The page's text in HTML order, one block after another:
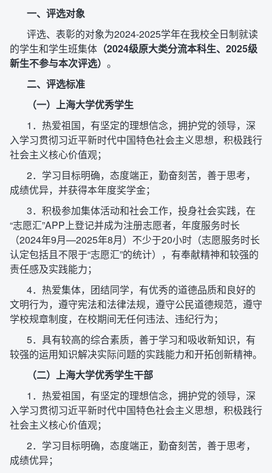
一、评选对象
评选、表彰的对象为2024-2025学年在我校全日制就读
的学生和学生班集体 （2024级原大类分流本科生、2025级
新生不参与本次评选） 。
二、评选标准
（一）上海大学优秀学生
1．热爱祖国，有坚定的理想信念，拥护党的领导，深
入学习贯彻习近平新时代中国特色社会主义思想，积极践行
社会主义核心价值观；
2．学习目标明确，态度端正，勤奋刻苦，善于思考，
成绩优异，并获得本年度奖学金；
3．积极参加集体活动和社会工作，投身社会实践，在
“志愿汇”APP上登记并成为注册志愿者，年度服务时长
（2024年9月—2025年8月）不少于20小时（志愿服务时长
认定包括且不限于“志愿汇”的统计），有奉献精神和较强的
责任感及实践能力；
4．热爱集体，团结同学，有优秀的道德品质和良好的
文明行为，遵守宪法和法律法规，遵守公民道德规范，遵守
学校规章制度，在校期间无任何违法、违纪行为；
5．具有较高的综合素质，善于学习和吸收新知识，有
较强的运用知识解决实际问题的实践能力和开拓创新精神。
（二）上海大学优秀学生干部
1．热爱祖国，有坚定的理想信念，拥护党的领导，深
入学习贯彻习近平新时代中国特色社会主义思想，积极践行
社会主义核心价值观；
2．学习目标明确，态度端正，勤奋刻苦，善于思考，
成绩优异；